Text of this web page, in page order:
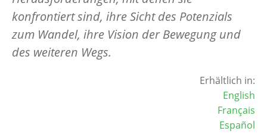
konfrontiert sind, ihre Sicht des Potenzials
zum Wandel, ihre Vision der Bewegung und
des weiteren Wegs.
Erhältlich in:
English
Français
Español